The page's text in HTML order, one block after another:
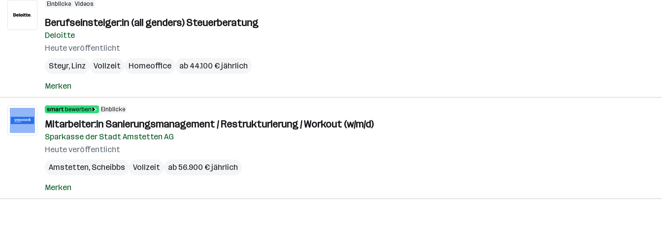
Einblicke Videos
Berufseinsteiger:in (all genders) Steuerberatung
Deloitte
Heute veröffentlicht
Steyr, Linz Vollzeit Homeoffice ab 44.100 € jährlich
Merken
Einblicke
Mitarbeiter:in Sanierungsmanagement / Restrukturierung / Workout (w/m/d)
Sparkasse der Stadt Amstetten AG
Heute veröffentlicht
Amstetten, Scheibbs Vollzeit ab 56.900 € jährlich
Merken